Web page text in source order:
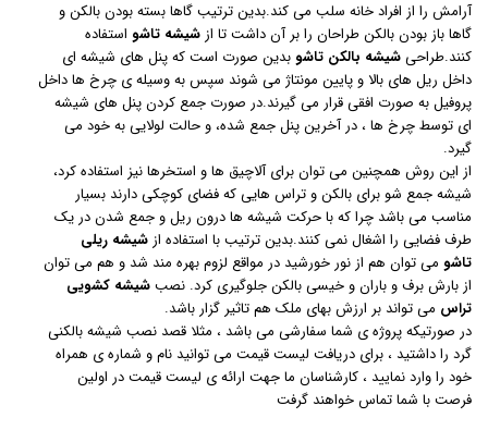
آرامش را از افراد خانه سلب می کند.بدین ترتیب گاها بسته بودن بالکن و
گاها باز بودن بالکن طراحان را بر آن داشت تا ازشیشه تاشو استفاده
کنند.طراحیشیشه بالکن تاشوبدین صورت است که پنل های شیشه ای
داخل ریل های بالا و پایین مونتاژ می شوند سپس به وسیله ی چرخ ها داخل
پروفیل به صورت افقی قرار می گیرند.در صورت جمع کردن پنل های شیشه
ای توسط چرخ ها ، در آخرین پنل جمع شده، و حالت لولایی به خود می
گیرد.
از این روش همچنین می توان برای آلاچیق ها و استخرها نیز استفاده کرد،
شیشه جمع شو برای بالکن و تراس هایی که فضای کوچکی دارند بسیار
مناسب می باشد چرا که با حرکت شیشه ها درون ریل و جمع شدن در یک
طرف فضایی را اشغال نمی کنند.بدین ترتیب با استفاده ازشیشه ریلی
تاشو می توان هم از نور خورشید در مواقع لزوم بهره مند شد و هم می توان
از بارش برف و باران و خیسی بالکن جلوگیری کرد. نصبشیشه کشویی
تراس می تواند بر ارزش بهای ملک هم تاثیر گزار باشد.
در صورتیکه پروژه ی شما سفارشی می باشد ، مثلا قصد نصب شیشه بالکنی
گرد را داشتید ، برای دریافت لیست قیمت می توانید نام و شماره ی همراه
خود را وارد نمایید ، کارشناسان ما جهت ارائه ی لیست قیمت در اولین
فرصت با شما تماس خواهند گرفت